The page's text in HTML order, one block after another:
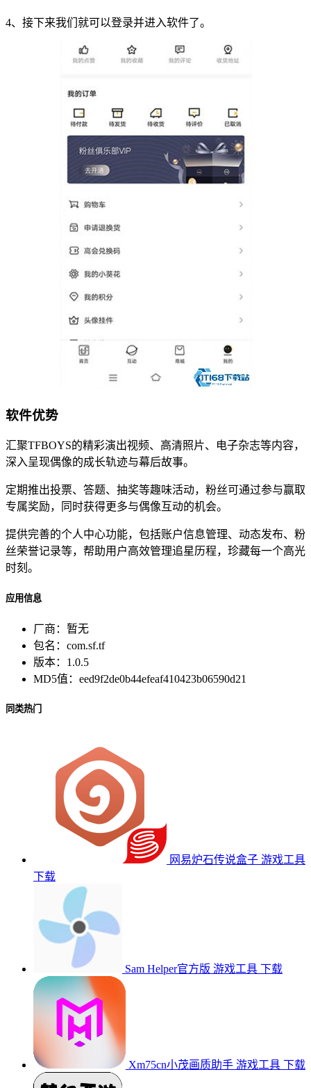
4、接下来我们就可以登录并进入软件了。
软件优势
汇聚TFBOYS的精彩演出视频、高清照片、电子杂志等内容，
深入呈现偶像的成长轨迹与幕后故事。
定期推出投票、答题、抽奖等趣味活动，粉丝可通过参与赢取
专属奖励，同时获得更多与偶像互动的机会。
提供完善的个人中心功能，包括账户信息管理、动态发布、粉
丝荣誉记录等，帮助用户高效管理追星历程，珍藏每一个高光
时刻。
应用信息
厂商： 暂无
包名： com.sf.tf
版本： 1.0.5
MD5值： eed9f2de0b44efeaf410423b06590d21
同类热门
网易炉石传说盒子 游戏工具
下载
Sam Helper官方版 游戏工具 下载
Xm75cn小茂画质助手 游戏工具 下载